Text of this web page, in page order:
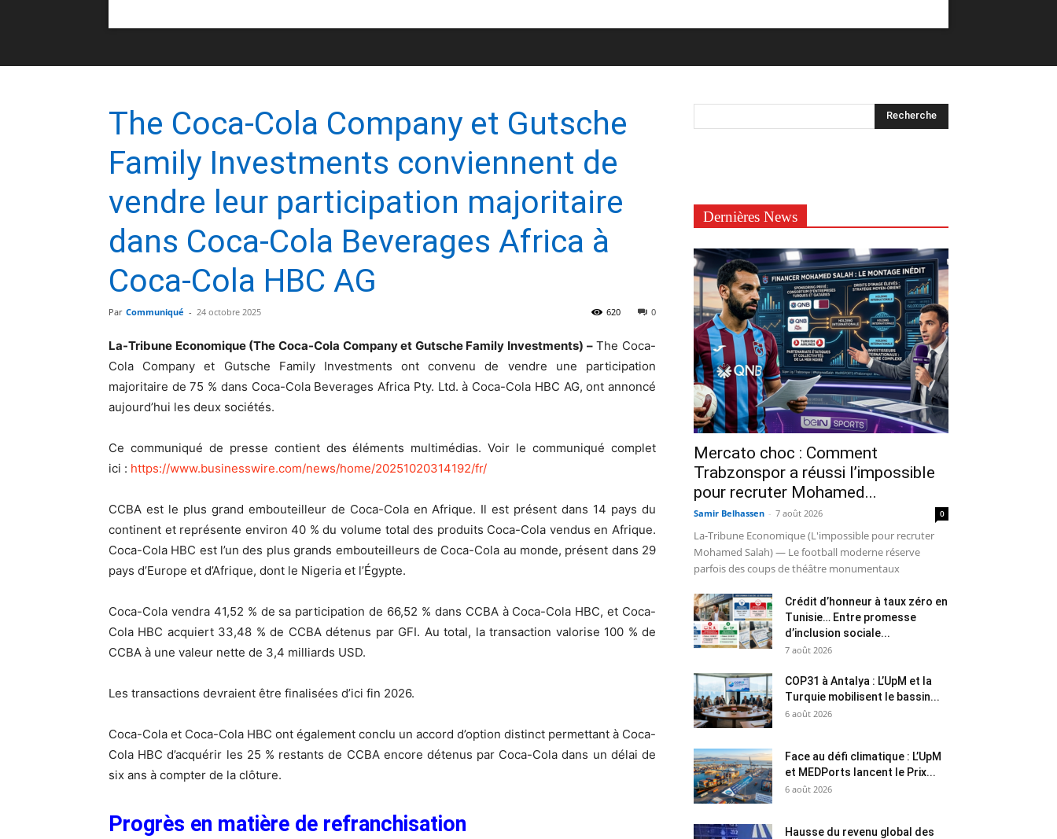
The Coca-Cola Company et Gutsche
Family Investments conviennent de
vendre leur participation majoritaire
dans Coca-Cola Beverages Africa à
Coca-Cola HBC AG
Par Communiqué - 24 octobre 2025 0
620
La-Tribune Economique (The Coca-Cola Company et Gutsche Family Investments) –The Coca-
Cola Company et Gutsche Family Investments ont convenu de vendre une participation
majoritaire de 75 % dans Coca-Cola Beverages Africa Pty. Ltd. à Coca-Cola HBC AG, ont annoncé
aujourd’hui les deux sociétés.
Ce communiqué de presse contient des éléments multimédias. Voir le communiqué complet
ici : https://www.businesswire.com/news/home/20251020314192/fr/
CCBA est le plus grand embouteilleur de Coca-Cola en Afrique. Il est présent dans 14 pays du
continent et représente environ 40 % du volume total des produits Coca-Cola vendus en Afrique.
Coca-Cola HBC est l’un des plus grands embouteilleurs de Coca-Cola au monde, présent dans 29
pays d’Europe et d’Afrique, dont le Nigeria et l’Égypte.
Coca-Cola vendra 41,52 % de sa participation de 66,52 % dans CCBA à Coca-Cola HBC, et Coca-
Cola HBC acquiert 33,48 % de CCBA détenus par GFI. Au total, la transaction valorise 100 % de
CCBA à une valeur nette de 3,4 milliards USD.
Les transactions devraient être finalisées d’ici fin 2026.
Coca-Cola et Coca-Cola HBC ont également conclu un accord d’option distinct permettant à Coca-
Cola HBC d’acquérir les 25 % restants de CCBA encore détenus par Coca-Cola dans un délai de
six ans à compter de la clôture.
Progrès en matière de refranchisation
Dernières News
Mercato choc : Comment
Trabzonspor a réussi l’impossible
pour recruter Mohamed...
Samir Belhassen - 7 août 2026 0
La-Tribune Economique (L'impossible pour recruter
Mohamed Salah) — Le football moderne réserve
parfois des coups de théâtre monumentaux
Crédit d’honneur à taux zéro en
Tunisie… Entre promesse
d’inclusion sociale...
7 août 2026
COP31 à Antalya : L’UpM et la
Turquie mobilisent le bassin...
6 août 2026
Face au défi climatique : L’UpM
et MEDPorts lancent le Prix...
6 août 2026
Hausse du revenu global des